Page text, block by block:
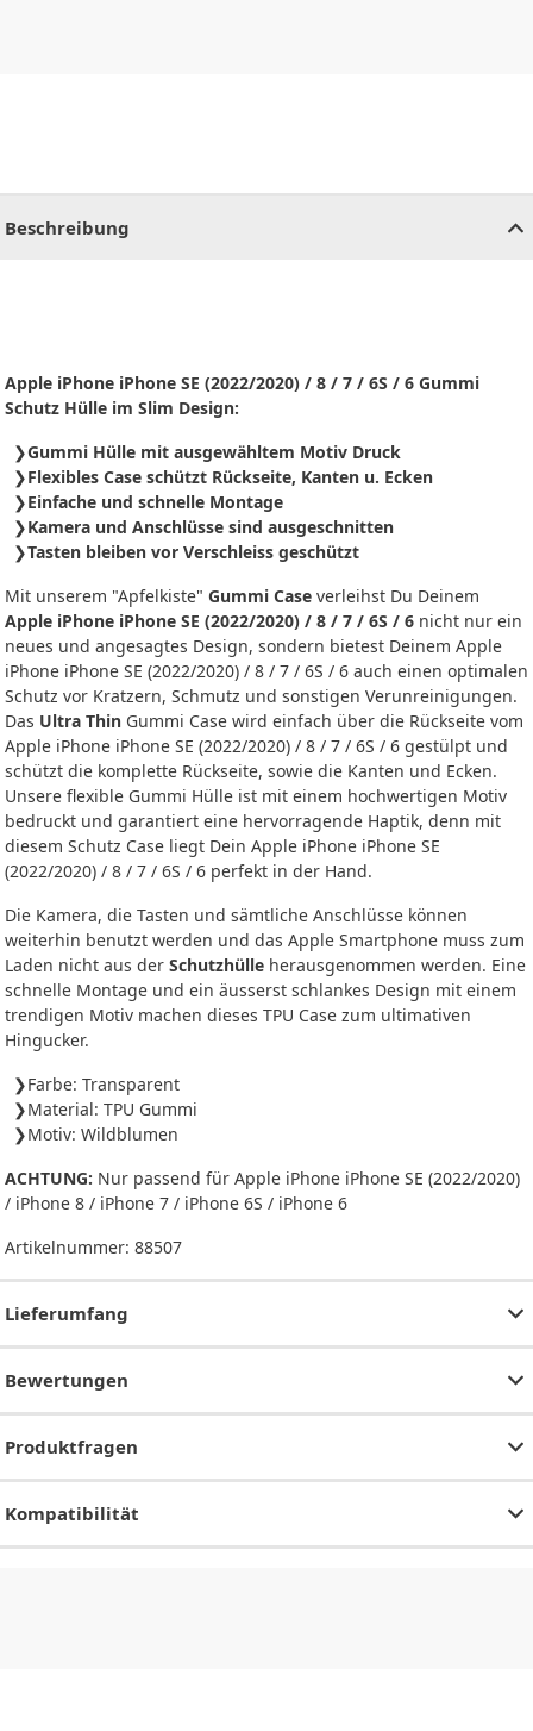
Beschreibung
Apple iPhone iPhone SE (2022/2020) / 8 / 7 / 6S / 6 Gummi
Schutz Hülle im Slim Design:
Gummi Hülle mit ausgewähltem Motiv Druck
Flexibles Case schützt Rückseite, Kanten u. Ecken
Einfache und schnelle Montage
Kamera und Anschlüsse sind ausgeschnitten
Tasten bleiben vor Verschleiss geschützt
Mit unserem "Apfelkiste" Gummi Case verleihst Du Deinem
Apple iPhone iPhone SE (2022/2020) / 8 / 7 / 6S / 6 nicht nur ein
neues und angesagtes Design, sondern bietest Deinem Apple
iPhone iPhone SE (2022/2020) / 8 / 7 / 6S / 6 auch einen optimalen
Schutz vor Kratzern, Schmutz und sonstigen Verunreinigungen.
Das Ultra Thin Gummi Case wird einfach über die Rückseite vom
Apple iPhone iPhone SE (2022/2020) / 8 / 7 / 6S / 6 gestülpt und
schützt die komplette Rückseite, sowie die Kanten und Ecken.
Unsere flexible Gummi Hülle ist mit einem hochwertigen Motiv
bedruckt und garantiert eine hervorragende Haptik, denn mit
diesem Schutz Case liegt Dein Apple iPhone iPhone SE
(2022/2020) / 8 / 7 / 6S / 6 perfekt in der Hand.
Die Kamera, die Tasten und sämtliche Anschlüsse können
weiterhin benutzt werden und das Apple Smartphone muss zum
Laden nicht aus der Schutzhülle herausgenommen werden. Eine
schnelle Montage und ein äusserst schlankes Design mit einem
trendigen Motiv machen dieses TPU Case zum ultimativen
Hingucker.
Farbe: Transparent
Material: TPU Gummi
Motiv: Wildblumen
ACHTUNG: Nur passend für Apple iPhone iPhone SE (2022/2020)
/ iPhone 8 / iPhone 7 / iPhone 6S / iPhone 6
Artikelnummer: 88507
Lieferumfang
Bewertungen
Produktfragen
Kompatibilität